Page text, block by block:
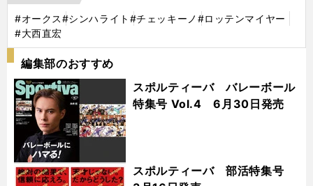
#オークス#シンハライト #チェッキーノ #ロッテンマイヤー
#大西直宏
編集部のおすすめ
スポルティーバ バレーボール
特集号 Vol.4 6月30日発売
スポルティーバ 部活特集号